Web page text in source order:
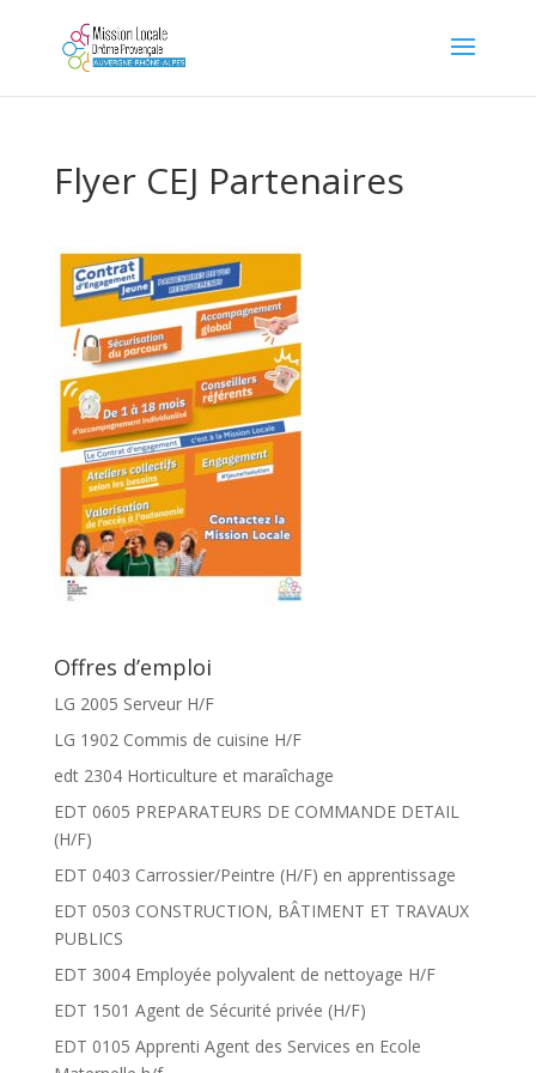
Flyer CEJ Partenaires
Offres d’emploi
LG 2005 Serveur H/F
LG 1902 Commis de cuisine H/F
edt 2304 Horticulture et maraîchage
EDT 0605 PREPARATEURS DE COMMANDE DETAIL
(H/F)
EDT 0403 Carrossier/Peintre (H/F) en apprentissage
EDT 0503 CONSTRUCTION, BÂTIMENT ET TRAVAUX
PUBLICS
EDT 3004 Employée polyvalent de nettoyage H/F
EDT 1501 Agent de Sécurité privée (H/F)
EDT 0105 Apprenti Agent des Services en Ecole